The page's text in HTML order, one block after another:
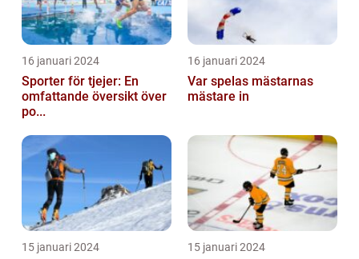
16 januari 2024
Sporter för tjejer: En
omfattande översikt över
po...
16 januari 2024
Var spelas mästarnas
mästare in
15 januari 2024 15 januari 2024